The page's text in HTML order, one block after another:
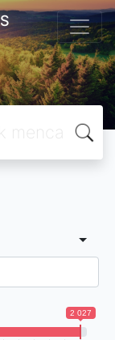
2 027